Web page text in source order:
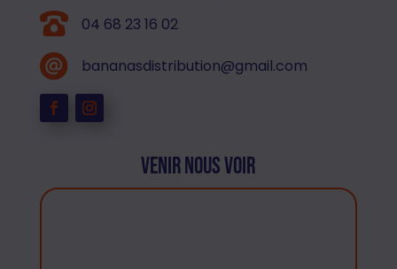
04 68 23 16 02
bananasdistribution@gmail.com
Venir nous voir